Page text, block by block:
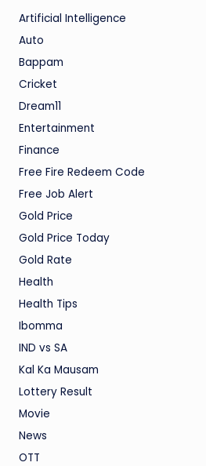
Artificial Intelligence
Auto
Bappam
Cricket
Dream11
Entertainment
Finance
Free Fire Redeem Code
Free Job Alert
Gold Price
Gold Price Today
Gold Rate
Health
Health Tips
Ibomma
IND vs SA
Kal Ka Mausam
Lottery Result
Movie
News
OTT